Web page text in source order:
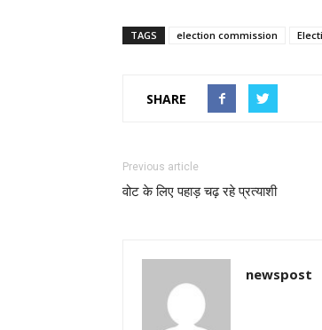
TAGS election commission
SHARE
Previous article
वोट के लिए पहाड़ चढ़ रहे प्रत्याशी
newspost